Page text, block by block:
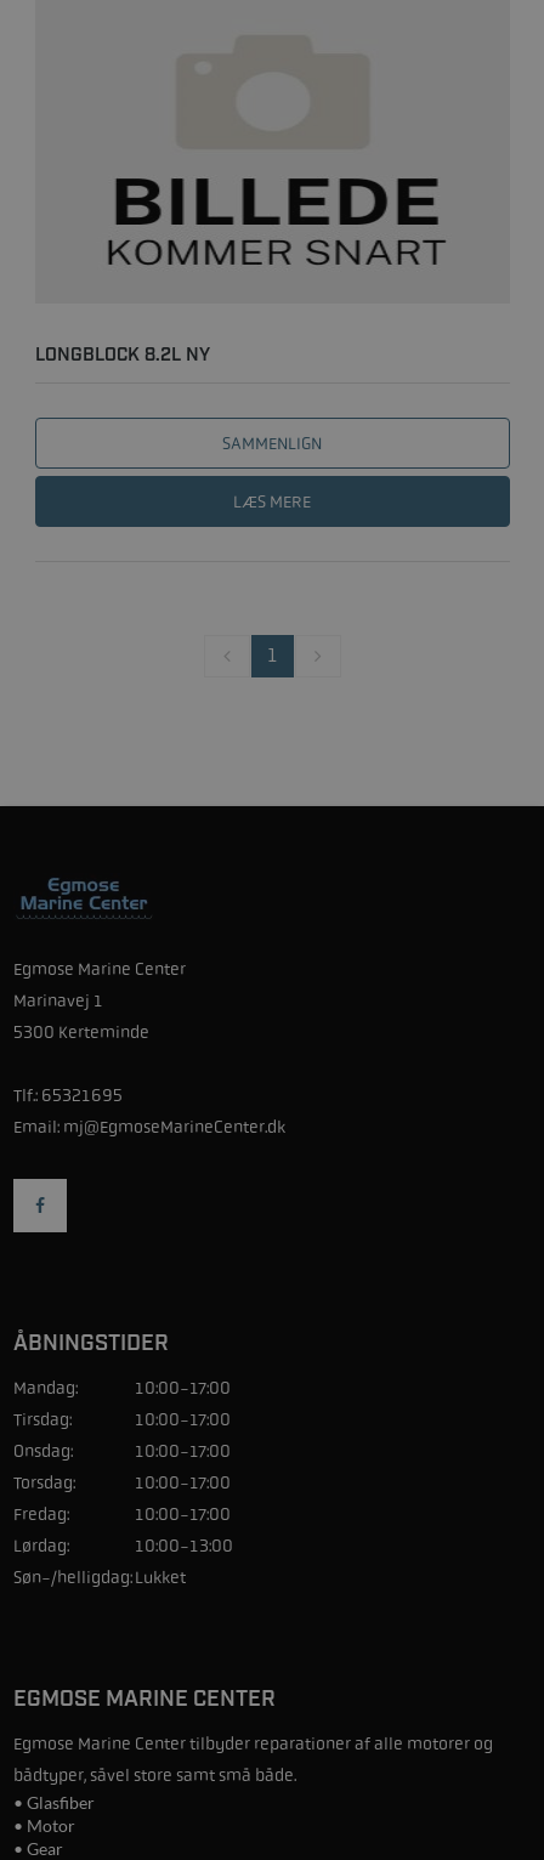
LONGBLOCK 8.2L NY
SAMMENLIGN
LÆS MERE
1
Egmose Marine Center
Marinavej 1
5300 Kerteminde
Tlf.: 65321695
Email: mj@EgmoseMarineCenter.dk
ÅBNINGSTIDER
Mandag:
10:00-17:00
Tirsdag:
10:00-17:00
Onsdag:
10:00-17:00
Torsdag:
10:00-17:00
Fredag:
10:00-17:00
Lørdag:
10:00-13:00
Søn-/helligdag:Lukket
EGMOSE MARINE CENTER
Egmose Marine Center tilbyder reparationer af alle motorer og
bådtyper, såvel store samt små både.
• Glasfiber
• Motor
• Gear